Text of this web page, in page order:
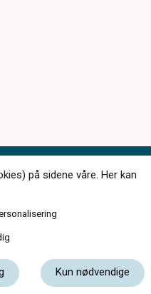
på sidene våre. Her kan
Kun nødvendige